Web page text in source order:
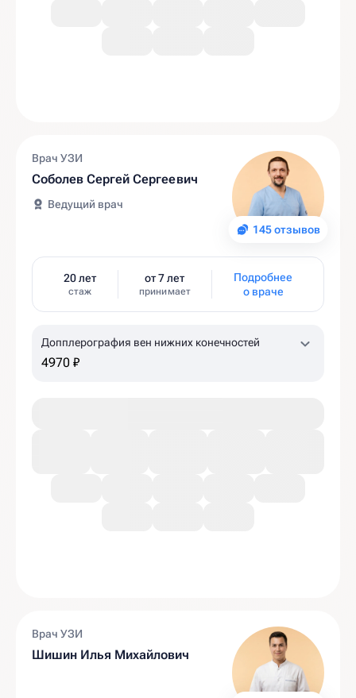
145 отзывов
Врач УЗИ
Соболев Сергей Сергеевич
Ведущий врач
20 лет
стаж
от 7 лет
принимает
Подробнее
о враче
Допплерография вен нижних конечностей
4970 ₽
Врач УЗИ
Шишин Илья Михайлович